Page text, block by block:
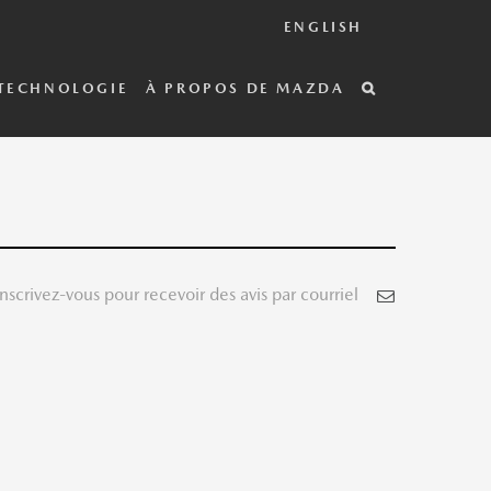
ENGLISH
À PROPOS DE MAZDA
vous pour recevoir des avis par courriel